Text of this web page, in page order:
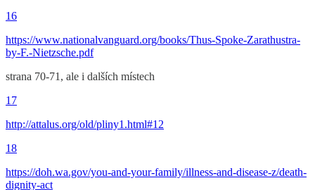
16
https://www.nationalvanguard.org/books/Thus-Spoke-Zarathustra-
by-F.-Nietzsche.pdf
strana 70-71, ale i dalších místech
17
http://attalus.org/old/pliny1.html#12
18
https://doh.wa.gov/you-and-your-family/illness-and-disease-z/death-
dignity-act